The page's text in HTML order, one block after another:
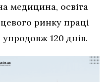
медицина, освіта
ринку праці
120 днів.